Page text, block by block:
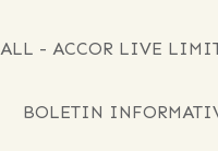
ALL - ACCOR LIVE
BOLETIN